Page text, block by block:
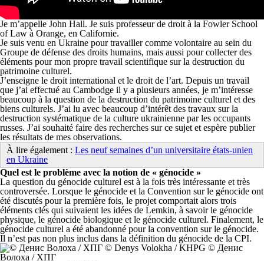
Je m’appelle John Hall. Je suis professeur de droit à la Fowler School
of Law à Orange, en Californie.
Je suis venu en Ukraine pour travailler comme volontaire au sein du
Groupe de défense des droits humains, mais aussi pour collecter des
éléments pour mon propre travail scientifique sur la destruction du
patrimoine culturel.
J’enseigne le droit international et le droit de l’art. Depuis un travail
que j’ai effectué au Cambodge il y a plusieurs années, je m’intéresse
beaucoup à la question de la destruction du patrimoine culturel et des
biens culturels. J’ai lu avec beaucoup d’intérêt des travaux sur la
destruction systématique de la culture ukrainienne par les occupants
russes. J’ai souhaité faire des recherches sur ce sujet et espère publier
les résultats de mes observations.
À lire également : Les neuf semaines d’un universitaire états-unien
en Ukraine
Quel est le problème avec la notion de « génocide »
La question du génocide culturel est à la fois très intéressante et très
controversée. Lorsque le génocide et la Convention sur le génocide ont
été discutés pour la première fois, le projet comportait alors trois
éléments clés qui suivaient les idées de Lemkin, à savoir le génocide
physique, le génocide biologique et le génocide culturel. Finalement, le
génocide culturel a été abandonné pour la convention sur le génocide.
Il n’est pas non plus inclus dans la définition du génocide de la CPI.